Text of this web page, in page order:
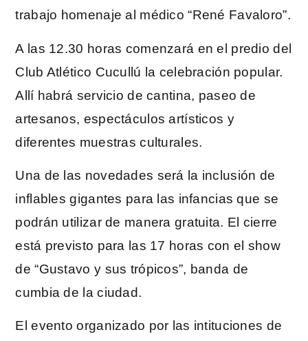
trabajo homenaje al médico “René Favaloro”.
A las 12.30 horas comenzará en el predio del
Club Atlético Cucullú la celebración popular.
Allí habrá servicio de cantina, paseo de
artesanos, espectáculos artísticos y
diferentes muestras culturales.
Una de las novedades será la inclusión de
inflables gigantes para las infancias que se
podrán utilizar de manera gratuita. El cierre
está previsto para las 17 horas con el show
de “Gustavo y sus trópicos”, banda de
cumbia de la ciudad.
El evento organizado por las intituciones de